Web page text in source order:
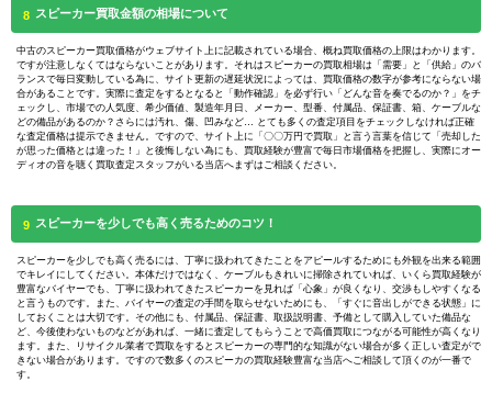
8 スピーカー買取金額の相場について
中古のスピーカー買取価格がウェブサイト上に記載されている場合、概ね買取価格の上限はわかります。
ですが注意しなくてはならないことがあります。それはスピーカーの買取相場は「需要」と「供給」のバ
ランスで毎日変動している為に、サイト更新の遅延状況によっては、買取価格の数字が参考にならない場
合があることです。実際に査定をするとなると「動作確認」を必ず行い「どんな音を奏でるのか？」をチ
ェックし、市場での人気度、希少価値、製造年月日、メーカー、型番、付属品、保証書、箱、ケーブルな
どの備品があるのか？さらには汚れ、傷、凹みなど… とても多くの査定項目をチェックしなければ正確
な査定価格は提示できません。ですので、サイト上に「〇〇万円で買取」と言う言葉を信じて「売却した
が思った価格とは違った！」と後悔しない為にも、買取経験が豊富で毎日市場価格を把握し、実際にオー
ディオの音を聴く買取査定スタッフがいる当店へまずはご相談ください。
9 スピーカーを少しでも高く売るためのコツ！
スピーカーを少しでも高く売るには、丁寧に扱われてきたことをアピールするためにも外観を出来る範囲
でキレイにしてください。本体だけではなく、ケーブルもきれいに掃除されていれば、いくら買取経験が
豊富なバイヤーでも、丁寧に扱われてきたスピーカーを見れば「心象」が良くなり、交渉もしやすくなる
と言うものです。また、バイヤーの査定の手間を取らせないためにも、「すぐに音出しができる状態」に
しておくことは大切です。その他にも、付属品、保証書、取扱説明書、予備として購入していた備品な
ど、今後使わないものなどがあれば、一緒に査定してもらうことで高価買取につながる可能性が高くなり
ます。また、リサイクル業者で買取をするとスピーカーの専門的な知識がない場合が多く正しい査定がで
きない場合があります。ですので数多くのスピーカの買取経験豊富な当店へご相談して頂くのが一番で
す。